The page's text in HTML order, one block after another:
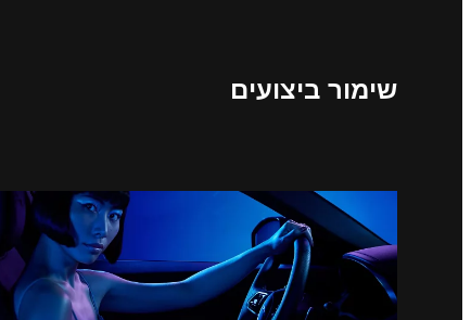
שימור ביצועים